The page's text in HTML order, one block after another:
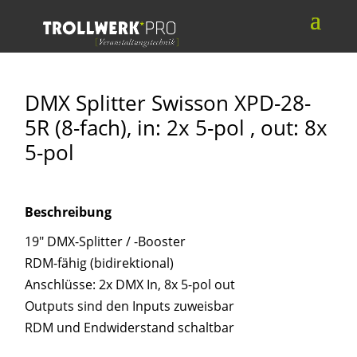
DMX Splitter Swisson XPD-28-
5R (8-fach), in: 2x 5-pol , out: 8x
5-pol
Beschreibung
19″ DMX-Splitter / -Booster
RDM-fähig (bidirektional)
Anschlüsse: 2x DMX In, 8x 5-pol out
Outputs sind den Inputs zuweisbar
RDM und Endwiderstand schaltbar